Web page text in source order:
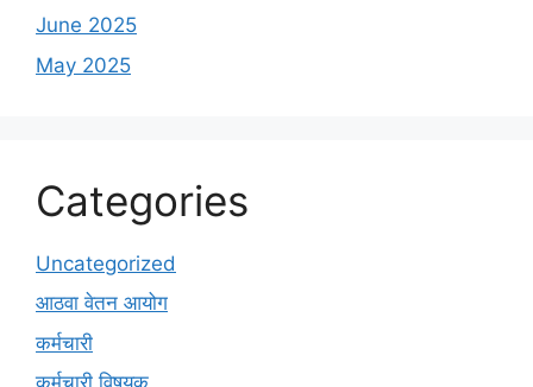
June 2025
May 2025
Categories
Uncategorized
आठवा वेतन आयोग
कर्मचारी